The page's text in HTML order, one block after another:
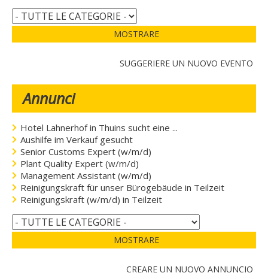
MOSTRARE
SUGGERIERE UN NUOVO EVENTO
Annunci
Hotel Lahnerhof in Thuins sucht eine ...
Aushilfe im Verkauf gesucht
Senior Customs Expert (w/m/d)
Plant Quality Expert (w/m/d)
Management Assistant (w/m/d)
Reinigungskraft für unser Bürogebäude in Teilzeit
Reinigungskraft (w/m/d) in Teilzeit
MOSTRARE
CREARE UN NUOVO ANNUNCIO